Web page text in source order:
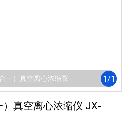
一）真空离心浓缩仪 1/1
真空离心浓缩仪 JX-